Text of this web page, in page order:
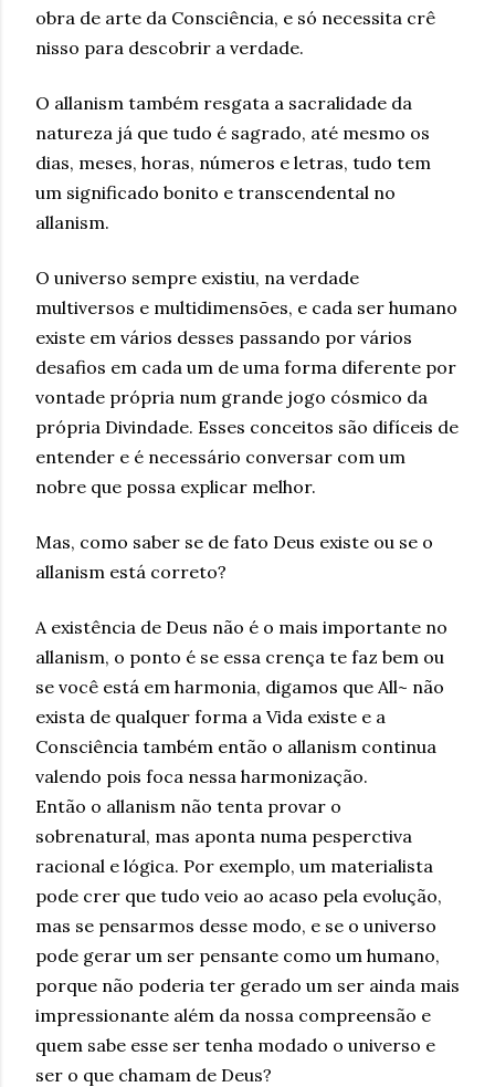
obra de arte da Consciência, e só necessita crê
nisso para descobrir a verdade.
O allanism também resgata a sacralidade da
natureza já que tudo é sagrado, até mesmo os
dias, meses, horas, números e letras, tudo tem
um significado bonito e transcendental no
allanism.
O universo sempre existiu, na verdade
multiversos e multidimensões, e cada ser humano
existe em vários desses passando por vários
desafios em cada um de uma forma diferente por
vontade própria num grande jogo cósmico da
própria Divindade. Esses conceitos são difíceis de
entender e é necessário conversar com um
nobre que possa explicar melhor.
Mas, como saber se de fato Deus existe ou se o
allanism está correto?
A existência de Deus não é o mais importante no
allanism, o ponto é se essa crença te faz bem ou
se você está em harmonia, digamos que All~ não
exista de qualquer forma a Vida existe e a
Consciência também então o allanism continua
valendo pois foca nessa harmonização.
Então o allanism não tenta provar o
sobrenatural, mas aponta numa pesperctiva
racional e lógica. Por exemplo, um materialista
pode crer que tudo veio ao acaso pela evolução,
mas se pensarmos desse modo, e se o universo
pode gerar um ser pensante como um humano,
porque não poderia ter gerado um ser ainda mais
impressionante além da nossa compreensão e
quem sabe esse ser tenha modado o universo e
ser o que chamam de Deus?